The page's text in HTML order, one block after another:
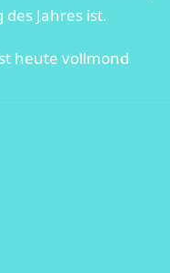
Jahres ist.
heute vollmond